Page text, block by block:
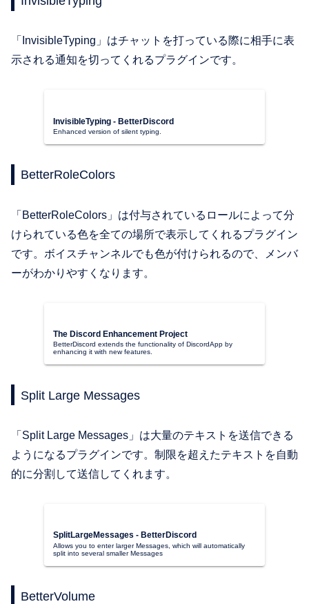
「InvisibleTyping」はチャットを打っている際に相手に表
示される通知を切ってくれるプラグインです。
InvisibleTyping - BetterDiscord
Enhanced version of silent typing.
BetterRoleColors
「BetterRoleColors」は付与されているロールによって分
けられている色を全ての場所で表示してくれるプラグイン
です。ボイスチャンネルでも色が付けられるので、メンバ
ーがわかりやすくなります。
The Discord Enhancement Project
BetterDiscord extends the functionality of DiscordApp by
enhancing it with new features.
Split Large Messages
「Split Large Messages」は大量のテキストを送信できる
ようになるプラグインです。制限を超えたテキストを自動
的に分割して送信してくれます。
SplitLargeMessages - BetterDiscord
Allows you to enter larger Messages, which will automatically
split into several smaller Messages
BetterVolume